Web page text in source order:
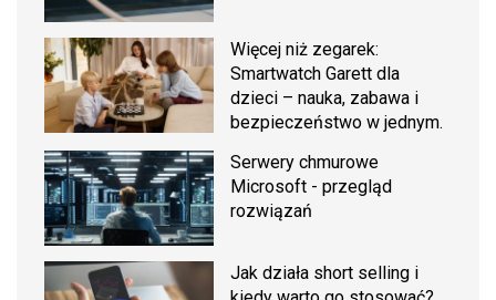
Więcej niż zegarek:
Smartwatch Garett dla
dzieci – nauka, zabawa i
bezpieczeństwo w jednym.
Serwery chmurowe
Microsoft - przegląd
rozwiązań
Jak działa short selling i